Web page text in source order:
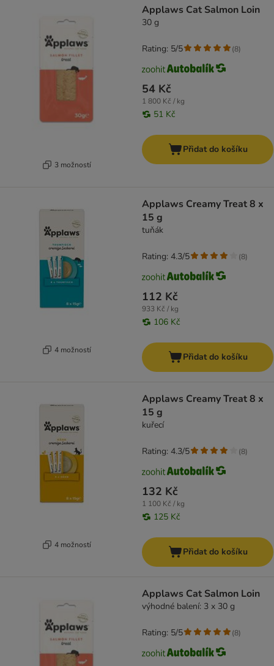
3 možností
Applaws Cat Salmon Loin
30 g
54 Kč
1 800 Kč / kg
51 Kč
Rating: 5/5 (8)
Přidat do košíku
4 možností
Applaws Creamy Treat 8 x
15 g
tuňák
112 Kč
933 Kč / kg
106 Kč
Rating: 4.3/5 (8)
Přidat do košíku
4 možností
Applaws Creamy Treat 8 x
15 g
kuřecí
132 Kč
1 100 Kč / kg
125 Kč
Rating: 4.3/5 (8)
Přidat do košíku
Applaws Cat Salmon Loin
výhodné balení: 3 x 30 g
Rating: 5/5 (8)